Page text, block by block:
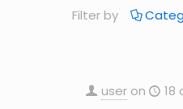
Filter by
user on 18